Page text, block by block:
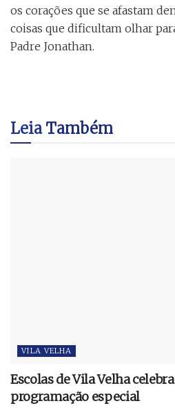
os corações que se afastam
coisas que dificultam olhar
Padre Jonathan.
LeiaTambém
VILA VELHA
Escolas de Vila Velha
programação especial